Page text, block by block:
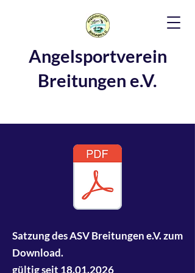
Angelsportverein
Breitungen e.V.
Satzung des ASV Breitungen e.V. zum
Download.
gültig seit 18.01.2026